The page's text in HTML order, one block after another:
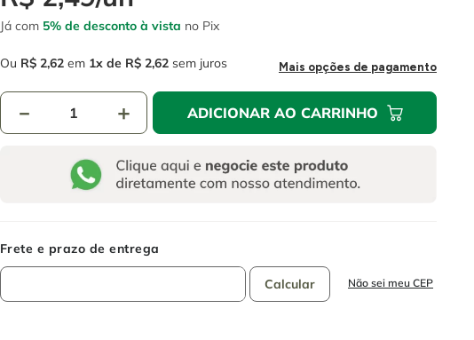
Já com 5% de desconto à vista no Pix
Ou R$ 2,62 em 1 R$ 2,62 sem juros Mais opções de pagamento
＋
－ ADICIONAR AO CARRINHO
Não sei meu CEP